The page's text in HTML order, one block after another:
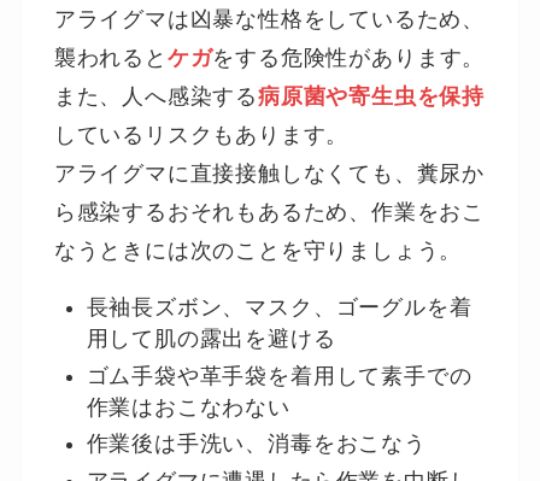
アライグマは凶暴な性格をしているため、
襲われると ケガをする危険性があります。
また、人へ感染する病原菌や寄生虫を保持
しているリスクもあります。
アライグマに直接接触しなくても、糞尿か
ら感染するおそれもあるため、作業をおこ
なうときには次のことを守りましょう。
長袖長ズボン、マスク、ゴーグルを着
用して肌の露出を避ける
ゴム手袋や革手袋を着用して素手での
作業はおこなわない
作業後は手洗い、消毒をおこなう